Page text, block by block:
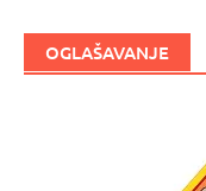
OGLAŠAVANJE